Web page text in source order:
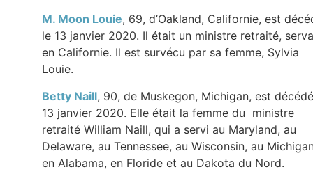
M. Moon Louie, 69, d’Oakland, Californie, est
le 13 janvier 2020. Il était un ministre retraité,
en Californie. Il est survécu par sa femme, Sylvia
Louie.
Betty Naill, 90, de Muskegon, Michigan, est
13 janvier 2020. Elle était la femme du ministre
retraité William Naill, qui a servi au Maryland, au
Delaware, au Tennessee, au Wisconsin, au
en Alabama, en Floride et au Dakota du Nord.